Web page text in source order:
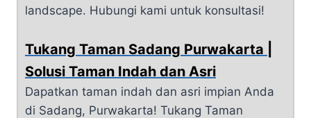
landscape. Hubungi kami untuk konsultasi!
Tukang Taman Sadang Purwakarta |
Solusi Taman Indah dan Asri
Dapatkan taman indah dan asri impian Anda
di Sadang, Purwakarta! Tukang Taman